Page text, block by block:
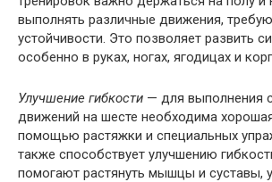
выполнять различные движения,
устойчивости. Это позволяет развить
особенно в руках, ногах, ягодицах и
Улучшение гибкости — для выполнения
движений на шесте необходима
помощью растяжки и специальных
также способствует улучшению
помогают растянуть мышцы и суставы,